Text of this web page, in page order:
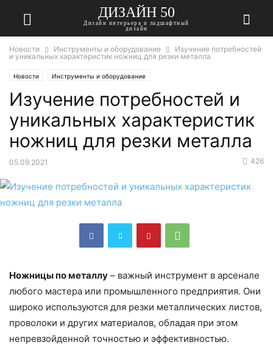
ДИЗАЙН 50
Дизайн интерьера и ладшафтный
дизайн
Новости Инструменты и оборудование
Изучение потребностей
и уникальных характеристик ножниц для резки металла
Новости Инструменты и оборудование
Изучение потребностей и
уникальных характеристик
ножниц для резки металла
05.09.2021 426
Ножницы по металлу – важный инструмент в арсенале
любого мастера или промышленного предприятия. Они
широко используются для резки металлических листов,
проволоки и других материалов, обладая при этом
непревзойденной точностью и эффективностью.